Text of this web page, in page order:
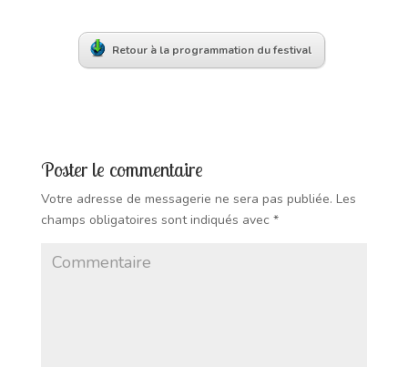
Retour à la programmation du festival
Poster le commentaire
Votre adresse de messagerie ne sera pas publiée. Les
champs obligatoires sont indiqués avec *